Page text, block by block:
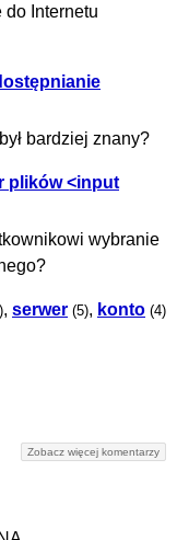
Internetu
bardziej znany?
plików <input
wybranie
, serwer (5), konto (4)
Zobacz więcej komentarzy